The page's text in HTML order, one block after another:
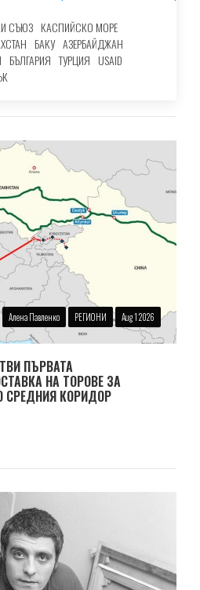
СЪЮЗ КАСПИЙСКО МОРЕ
БАКУ АЗЕРБАЙДЖАН
БЪЛГАРИЯ ТУРЦИЯ USAID
Алена Павленко РЕГИОНИ Aug 1 2026
ПЪРВАТА
НА ТОРОВЕ ЗА
СРЕДНИЯ КОРИДОР